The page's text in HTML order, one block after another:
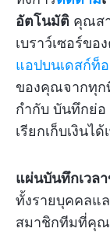
อัตโนมัติ คุณส
เบราว์เซอร์ข
แอปบนเดสก์ท็
ของคุณจากทุก
กำกับ บันทึกย่อ
เรียกเก็บเงินไ
แผ่นบันทึกเวล
ทั้งรายบุคคลแ
สมาชิกทีมที่คุณ